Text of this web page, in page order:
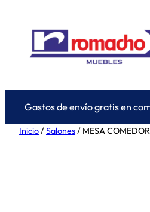
contenido
Gastos de envío gratis en
Inicio/Salones/ MESA